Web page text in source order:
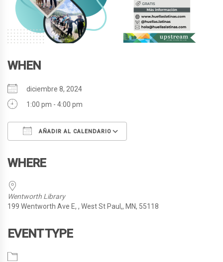
WHEN
diciembre 8, 2024
1:00 pm - 4:00 pm
AÑADIR AL CALENDARIO
WHERE
Wentworth Library
199 Wentworth Ave E, , West St Paul,, MN, 55118
EVENT TYPE